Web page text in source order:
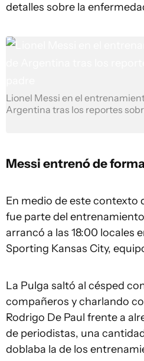
detalles sobre la
Lionel Messi en el
Argentina tras los reportes
Messi entrenó de
En medio de este contexto
fue parte del
arrancó a las 18:00 locales
Sporting Kansas City,
La Pulga saltó al césped
compañeros y charlando
Rodrigo De Paul frente a
de periodistas, una
doblaba la de los